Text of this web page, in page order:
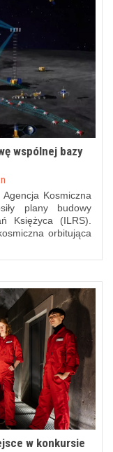
wspólnej bazy
Kosmiczna
plany budowy
Księżyca (ILRS).
orbitująca
w konkursie